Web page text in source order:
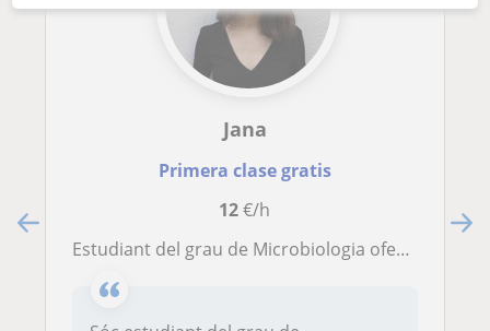
Jana
Primera clase gratis
12€/h
Estudiant del grau de Microbiologia ofereix classes de Biologia per a ESO i Batxillerat